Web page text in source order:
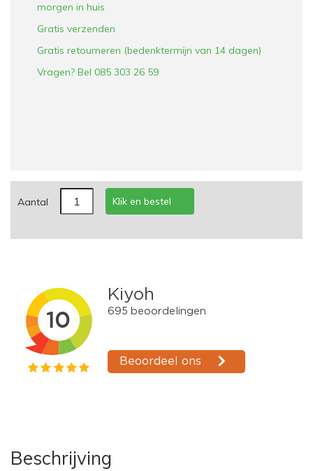
morgen in huis
Gratis verzenden
Gratis retourneren (bedenktermijn van 14 dagen)
Vragen? Bel 085 303 26 59
Aantal Klik en bestel
Beschrijving